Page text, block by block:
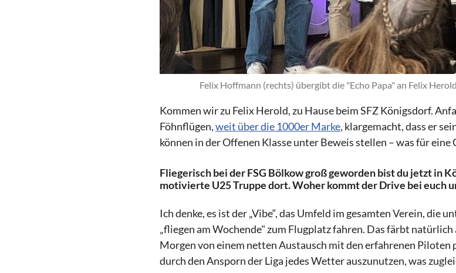
Felix Hoffmann (rechts) übergibt die "Echo Papa" an Felix
Kommen wir zu Felix Herold, zu Hause beim SFZ Königsdorf.
Föhnflügen,weit über die 1000er Marke, klargemacht, dass er
können in der Offenen Klasse unter Beweis stellen – was für eine
Fliegerisch bei der FSG Bölkow groß geworden bist du jetzt in
motivierte U25 Truppe dort. Woher kommt der Drive bei euch
Ich denke, es ist der „Vibe“, das Umfeld im gesamten Verein, die
„fliegen am Wochende" zum Flugplatz fahren. Das färbt natürlich
Morgen von einem netten Austausch mit den erfahrenen Piloten
durch den Ansporn der Liga jedes Wetter auszunutzen, was